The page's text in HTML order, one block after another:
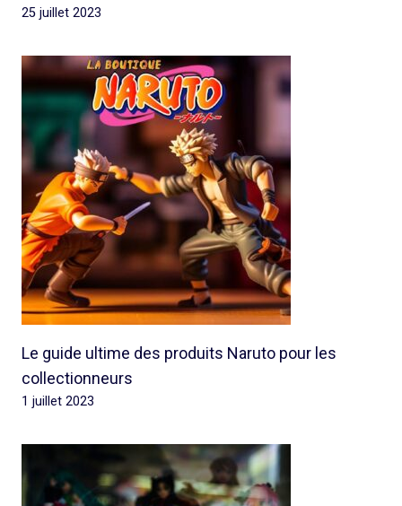
25 juillet 2023
Le guide ultime des produits Naruto pour les
collectionneurs
1 juillet 2023